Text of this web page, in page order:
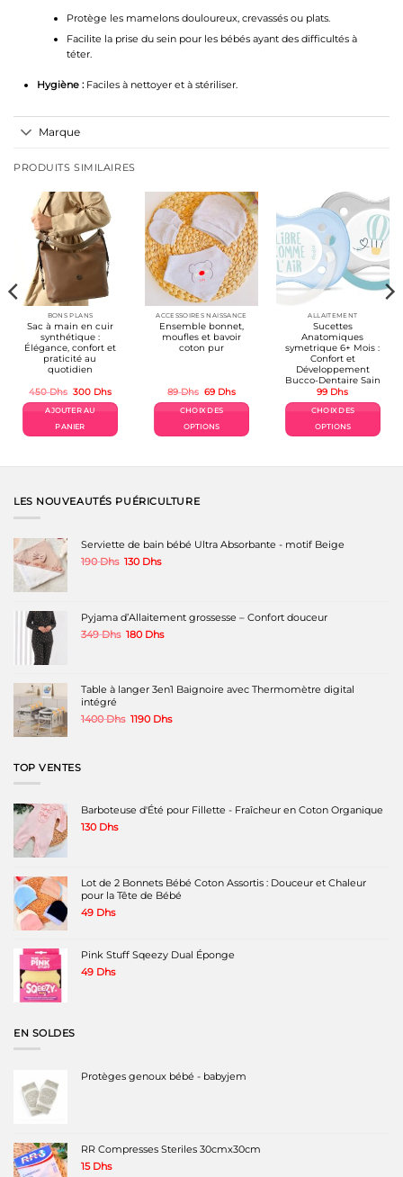
Protège les mamelons douloureux, crevassés ou plats.
Facilite la prise du sein pour les bébés ayant des difficultés à
téter.
Hygiène :Faciles à nettoyer et à stériliser.
Marque
PRODUITS SIMILAIRES
BONS PLANS
Sac à main en cuir
synthétique :
Élégance, confort et
praticité au
quotidien
450Dhs Le
initial
était :
450 Dhs.
300 DhsLe
actuel
AJOUTER AU
PANIER
ACCESSOIRES NAISSANCE
Ensemble bonnet,
moufles et bavoir
coton pur
89Dhs Le
initial
était :
89 Dhs.
69 DhsLe
actuel
CHOIX DES
OPTIONS
être
du
ALLAITEMENT
Sucettes
Anatomiques
symetrique 6+ Mois :
Confort et
Développement
Bucco-Dentaire Sain
99 Dhs
CHOIX DES
OPTIONS
être
LES NOUVEAUTÉS PUÉRICULTURE
Serviette de bain bébé Ultra Absorbante - motif Beige
190Dhs Le
190 Dhs.
130 DhsLe
Pyjama d’Allaitement grossesse – Confort douceur
349Dhs Le
349 Dhs.
180 DhsLe
180 Dhs.
Table à langer 3en1 Baignoire avec Thermomètre digital
intégré
1400Dhs Le
1190 DhsLe
TOP VENTES
Barboteuse d'Été pour Fillette - Fraîcheur en Coton Organique
130 Dhs
Lot de 2 Bonnets Bébé Coton Assortis : Douceur et Chaleur
pour la Tête de Bébé
49 Dhs
Pink Stuff Sqeezy Dual Éponge
49 Dhs
EN SOLDES
Protèges genoux bébé - babyjem
RR Compresses Steriles 30cmx30cm
15 Dhs